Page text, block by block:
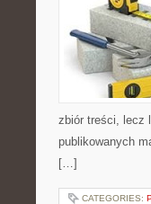
zbiór treści, lecz
publikowanych
[…]
CATEGORIES: